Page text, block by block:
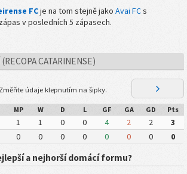
FCje na tom stejně jako Avai FCs
v posledních 5 zápasech.
(RECOPA CATARINENSE)
Změňte údaje klepnutím na šipky.
MP W D L GF GA GD
Pts
1 1 0 0 4 2 2 3
0 0 0 0 0 0 0 0
a nejhorší domácí formu?